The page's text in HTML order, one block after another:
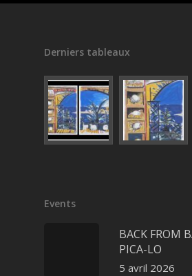
Derniers tableaux
Events
BACK FROM
PICA-LO
5 avril 2026